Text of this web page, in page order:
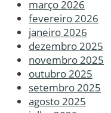
março 2026
fevereiro 2026
janeiro 2026
dezembro 2025
novembro 2025
outubro 2025
setembro 2025
agosto 2025